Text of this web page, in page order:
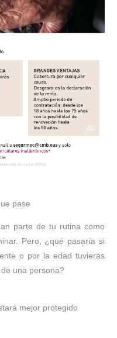
pase
parte de tu rutina como
Pero, ¿qué pasaría si
o por la edad tuvieras
una persona?
mejor protegido